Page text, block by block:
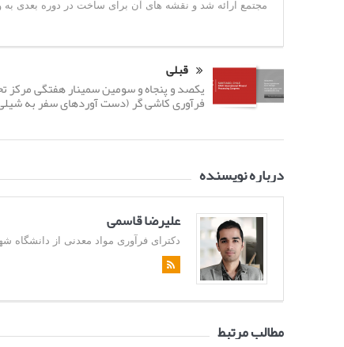
مجتمع ارائه شد و نقشه های آن برای ساخت در دوره بعدی به
قبلی
یکصد و پنجاه و سومین سمینار هفتگی مرکز
فرآوری کاشی گر (دست آوردهای سفر به
درباره نویسنده
علیرضا قاسمی
دکترای فرآوری مواد معدنی از دانشگاه شهید
مطالب مرتبط